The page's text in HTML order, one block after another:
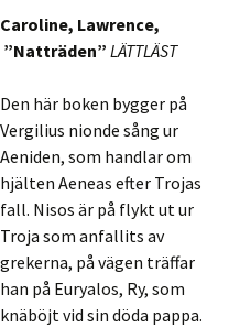
Caroline, Lawrence,
”Natträden” LÄTTLÄST
Den här boken bygger på
Vergilius nionde sång ur
Aeniden, som handlar om
hjälten Aeneas efter Trojas
fall. Nisos är på flykt ut ur
Troja som anfallits av
grekerna, på vägen träffar
han på Euryalos, Ry, som
knäböjt vid sin döda pappa.